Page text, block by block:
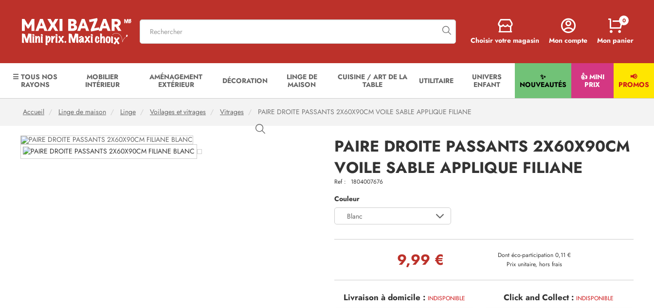
Choisir votre magasin Mon compte Mon panier
0
☰ TOUS NOS
RAYONS
MOBILIER
INTÉRIEUR
AMÉNAGEMENT
EXTÉRIEUR
DÉCORATION
LINGE DE
MAISON
CUISINE / ART DE LA
TABLE
UTILITAIRE
UNIVERS
ENFANT
✨
NOUVEAUTÉS
👍 MINI
PRIX
📢
PROMOS
Accueil Linge de maison Linge Voilages et vitrages Vitrages PAIRE DROITE PASSANTS 2X60X90CM VOILE SABLE APPLIQUE FILIANE
PAIRE DROITE PASSANTS 2X60X90CM
VOILE SABLE APPLIQUE FILIANE
Ref : 1804007676
Couleur
Blanc
9,99 €
Dont éco-participation 0,11 €
Prix unitaire, hors frais
Livraison à domicile : INDISPONIBLE Click and Collect : INDISPONIBLE